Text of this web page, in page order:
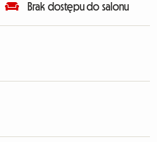
Brak dostępu do salonu